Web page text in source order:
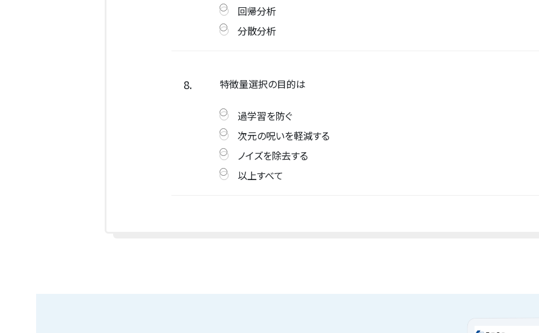
回帰分析
分散分析
8. 特徴量選択の目的は
過学習を防ぐ
次元の呪いを軽減する
ノイズを除去する
以上すべて